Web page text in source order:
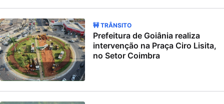
🚧 TRÂNSITO
Prefeitura de Goiânia realiza
intervenção na Praça Ciro Lisita,
no Setor Coimbra